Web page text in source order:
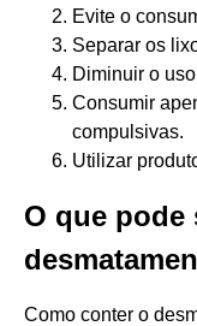
Evite o
Separar os
Diminuir o
Consumir
compulsivas.
Utilizar
O que pode
Como conter o